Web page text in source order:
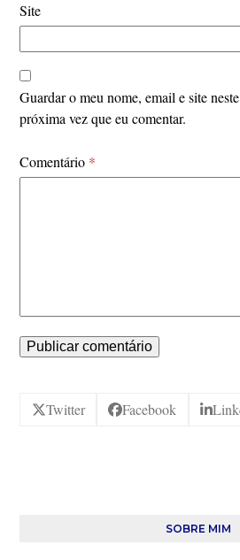
Site
Guardar o meu nome, email e site
próxima vez que eu comentar.
Comentário *
Twitter Facebook
SOBRE MIM